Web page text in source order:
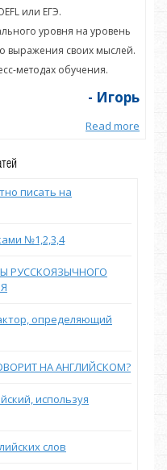
или ЕГЭ.
уровня на уровень
выражения своих мыслей.
методах обучения.
- Игорь
Read more
писать на
№1,2,3,4
РУССКОЯЗЫЧНОГО
определяющий
НА АНГЛИЙСКОМ?
используя
слов